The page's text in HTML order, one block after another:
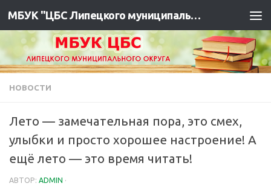
МБУК "ЦБС Липецкого муниципального района"
НОВОСТИ
Лето — замечательная пора, это смех,
улыбки и просто хорошее настроение! А
ещё лето — это время читать!
АВТОР: ADMIN ·